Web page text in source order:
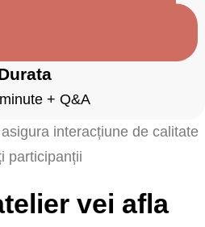
+ Q&A
interacțiune de calitate
participanții
vei afla